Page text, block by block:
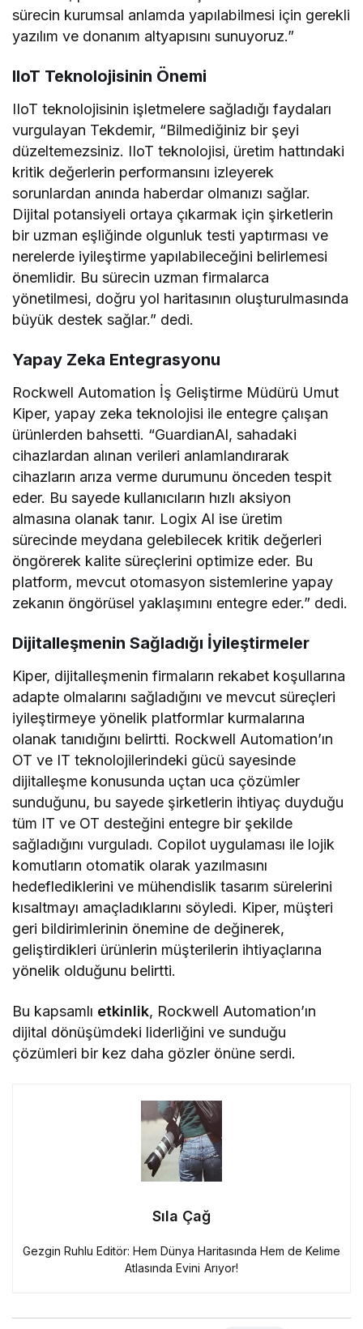
sürecin kurumsal anlamda yapılabilmesi için gerekli
yazılım ve donanım altyapısını sunuyoruz.”
IIoT Teknolojisinin Önemi
IIoT teknolojisinin işletmelere sağladığı faydaları
vurgulayan Tekdemir, “Bilmediğiniz bir şeyi
düzeltemezsiniz. IIoT teknolojisi, üretim hattındaki
kritik değerlerin performansını izleyerek
sorunlardan anında haberdar olmanızı sağlar.
Dijital potansiyeli ortaya çıkarmak için şirketlerin
bir uzman eşliğinde olgunluk testi yaptırması ve
nerelerde iyileştirme yapılabileceğini belirlemesi
önemlidir. Bu sürecin uzman firmalarca
yönetilmesi, doğru yol haritasının oluşturulmasında
büyük destek sağlar.” dedi.
Yapay Zeka Entegrasyonu
Rockwell Automation İş Geliştirme Müdürü Umut
Kiper, yapay zeka teknolojisi ile entegre çalışan
ürünlerden bahsetti. “GuardianAl, sahadaki
cihazlardan alınan verileri anlamlandırarak
cihazların arıza verme durumunu önceden tespit
eder. Bu sayede kullanıcıların hızlı aksiyon
almasına olanak tanır. Logix Al ise üretim
sürecinde meydana gelebilecek kritik değerleri
öngörerek kalite süreçlerini optimize eder. Bu
platform, mevcut otomasyon sistemlerine yapay
zekanın öngörüsel yaklaşımını entegre eder.” dedi.
Dijitalleşmenin Sağladığı İyileştirmeler
Kiper, dijitalleşmenin firmaların rekabet koşullarına
adapte olmalarını sağladığını ve mevcut süreçleri
iyileştirmeye yönelik platformlar kurmalarına
olanak tanıdığını belirtti. Rockwell Automation’ın
OT ve IT teknolojilerindeki gücü sayesinde
dijitalleşme konusunda uçtan uca çözümler
sunduğunu, bu sayede şirketlerin ihtiyaç duyduğu
tüm IT ve OT desteğini entegre bir şekilde
sağladığını vurguladı. Copilot uygulaması ile lojik
komutların otomatik olarak yazılmasını
hedeflediklerini ve mühendislik tasarım sürelerini
kısaltmayı amaçladıklarını söyledi. Kiper, müşteri
geri bildirimlerinin önemine de değinerek,
geliştirdikleri ürünlerin müşterilerin ihtiyaçlarına
yönelik olduğunu belirtti.
Bu kapsamlı etkinlik, Rockwell Automation’ın
dijital dönüşümdeki liderliğini ve sunduğu
çözümleri bir kez daha gözler önüne serdi.
Sıla Çağ
Gezgin Ruhlu Editör: Hem Dünya Haritasında Hem de Kelime
Atlasında Evini Arıyor!